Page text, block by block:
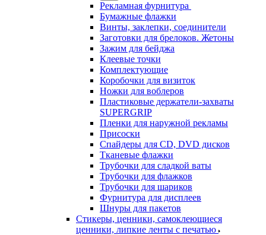
Рекламная фурнитура
Бумажные флажки
Винты, заклепки, соединители
Заготовки для брелоков. Жетоны
Зажим для бейджа
Клеевые точки
Комплектующие
Коробочки для визиток
Ножки для воблеров
Пластиковые держатели-захваты
SUPERGRIP
Пленки для наружной рекламы
Присоски
Спайдеры для CD, DVD дисков
Тканевые флажки
Трубочки для сладкой ваты
Трубочки для флажков
Трубочки для шариков
Фурнитура для дисплеев
Шнуры для пакетов
Стикеры, ценники, самоклеющиеся
ценники, липкие ленты с печатью